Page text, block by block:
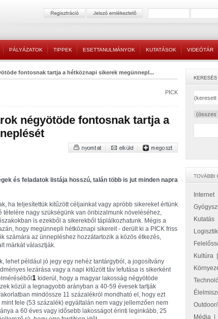
PÁLYÁZATOK TIPPEK ESETTANULMÁNYOK KUTATÁSOK VIDEÓTÁR
fontosnak tartja a hétköznapi sikerek megünnepl...
PICK
négyötöde fontosnak tartja a
és feladatok listája hosszú, talán több is jut minden napra
ha teljesítettük kitűzött céljainkat vagy apróbb sikereket értünk
nagy szükségünk van önbizalmunk növeléséhez,
is ezekből a sikerekből táplálkozhatunk. Mégis a
hogy megünnepli hétköznapi sikereit - derült ki a PICK friss
számára az ünnepléshez hozzátartozik a közös étkezés,
márkát választják.
lehet például jó jegy egy nehéz tantárgyból, a jogosítvány
lezárása vagy a napi kitűzött táv lefutása is sikerként
1 kiderül, hogy a magyar lakosság négyötöde
közül a legnagyobb arányban a 40-59 évesek tartják
mindössze 11 százalékról mondható el, hogy ezt
fele (53 százalék) egyáltalán nem vagy jellemzően nem
a 60 éves vagy idősebb lakosságot érinti leginkább, 25
Internet|
Kutatás
Kultúra
Média